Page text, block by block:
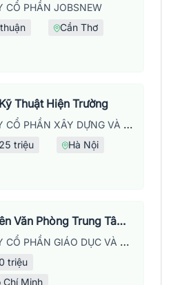
CỔ PHẦN JOBSNEW
Cần Thơ
Thuật Hiện Trường
CÔNG TY CỔ PHẦN XÂY DỰNG VÀ PHÁT TRIỂN THƯƠNG MẠI HOÀNG LẦM
triệu Hà Nội
Nhân Viên Văn Phòng Trung Tâm Anh Ngữ
CÔNG TY CỔ PHẦN GIÁO DỤC VÀ NĂNG LƯỢNG ĐÔNG ĐÔ
triệu
Chí Minh